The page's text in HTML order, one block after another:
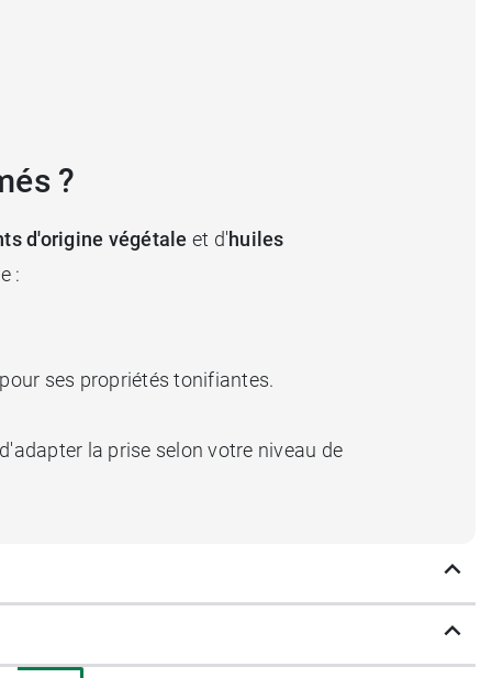
?
d'origine végétale et d'huiles
:
ses propriétés tonifiantes.
la prise selon votre niveau de